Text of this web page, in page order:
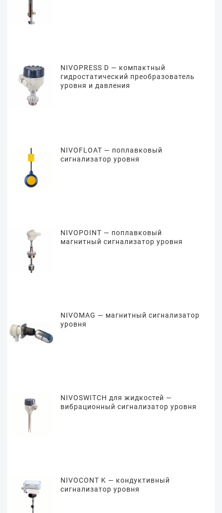
NIVOPRESS D — компактный
гидростатический преобразователь
уровня и давления
NIVOFLOAT — поплавковый
сигнализатор уровня
NIVOPOINT — поплавковый
магнитный сигнализатор уровня
NIVOMAG — магнитный сигнализатор
уровня
NIVOSWITCH для жидкостей —
вибрационный сигнализатор уровня
NIVOCONT K — кондуктивный
сигнализатор уровня